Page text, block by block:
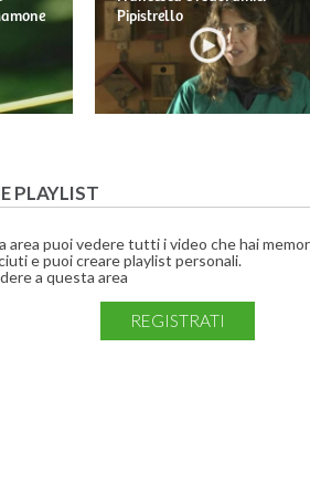
Pipistrello
PLAYLIST
area puoi vedere tutti i video che hai
e puoi creare playlist personali.
a questa area
REGISTRATI